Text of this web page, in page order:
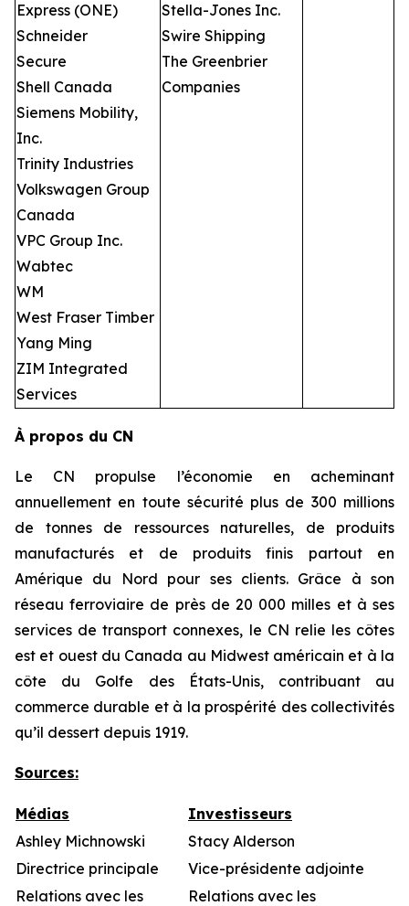
Express (ONE)
Schneider
Secure
Shell Canada
Siemens Mobility,
Inc.
Trinity Industries
Volkswagen Group
Canada
VPC Group Inc.
Wabtec
WM
West Fraser Timber
Yang Ming
ZIM Integrated
Services
Stella-Jones Inc.
Swire Shipping
The Greenbrier
Companies
À propos du CN
Le CN propulse l’économie en acheminant
annuellement en toute sécurité plus de 300 millions
de tonnes de ressources naturelles, de produits
manufacturés et de produits finis partout en
Amérique du Nord pour ses clients. Grâce à son
réseau ferroviaire de près de 20 000 milles et à ses
services de transport connexes, le CN relie les côtes
est et ouest du Canada au Midwest américain et à la
côte du Golfe des États-Unis, contribuant au
commerce durable et à la prospérité des collectivités
qu’il dessert depuis 1919.
Sources:
Médias
Investisseurs
Ashley Michnowski
Stacy Alderson
Directrice principale
Vice-présidente adjointe
Relations avec les
Relations avec les